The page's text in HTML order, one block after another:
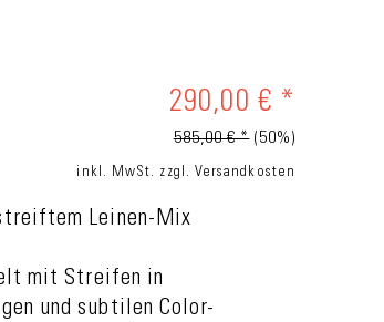
290,00 € *
585,00 € * (50%)
inkl. MwSt. zzgl. Versandkosten
Leinen-Mix
mit Streifen in
und subtilen Color-